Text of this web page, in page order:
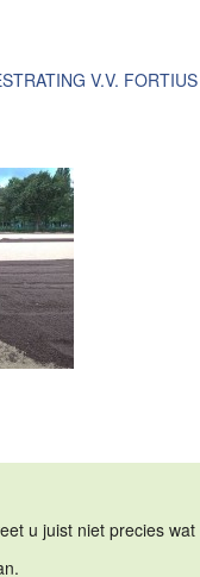
V.V.
u juist niet precies